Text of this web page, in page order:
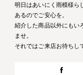
明日はあいにく雨模様ら
あるのでご安心を。
紹介した商品以外にもい
ませ。
それではご来店お待ちし